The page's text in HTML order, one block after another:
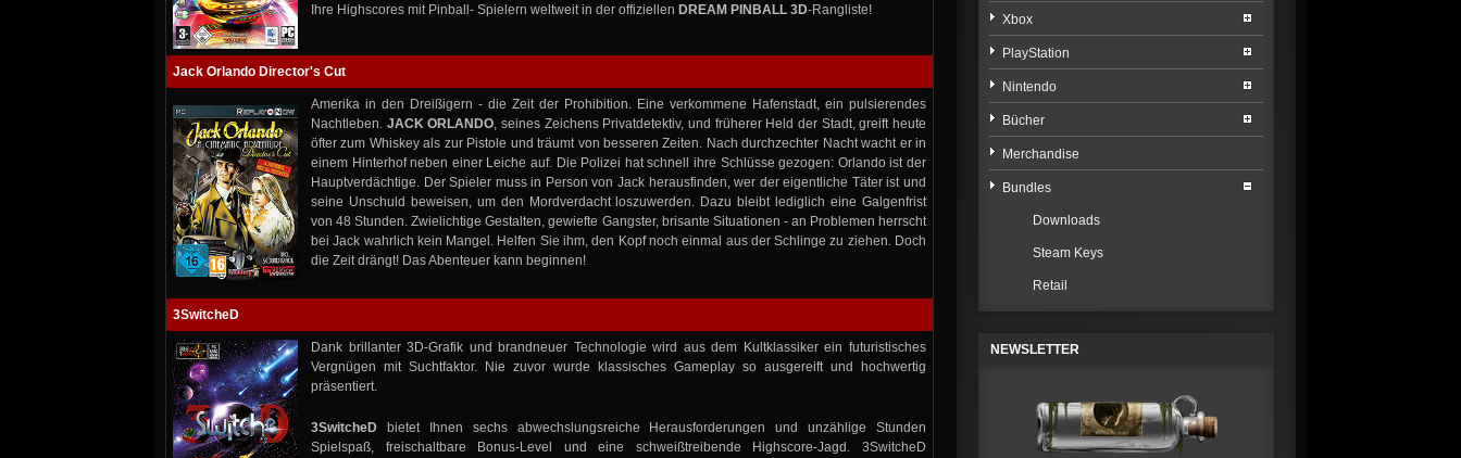
Ihre Highscores mit Pinball- Spielern weltweit in der offiziellen DREAM PINBALL 3D-Rangliste!
Jack Orlando Director's Cut
Amerika in den Dreißigern - die Zeit der Prohibition. Eine verkommene Hafenstadt, ein pulsierendes
Nachtleben. JACK ORLANDO, seines Zeichens Privatdetektiv, und früherer Held der Stadt, greift heute
öfter zum Whiskey als zur Pistole und träumt von besseren Zeiten. Nach durchzechter Nacht wacht er in
einem Hinterhof neben einer Leiche auf. Die Polizei hat schnell ihre Schlüsse gezogen: Orlando ist der
Hauptverdächtige. Der Spieler muss in Person von Jack herausfinden, wer der eigentliche Täter ist und
seine Unschuld beweisen, um den Mordverdacht loszuwerden. Dazu bleibt lediglich eine Galgenfrist
von 48 Stunden. Zwielichtige Gestalten, gewiefte Gangster, brisante Situationen - an Problemen herrscht
bei Jack wahrlich kein Mangel. Helfen Sie ihm, den Kopf noch einmal aus der Schlinge zu ziehen. Doch
die Zeit drängt! Das Abenteuer kann beginnen!
3SwitcheD
Dank brillanter 3D-Grafik und brandneuer Technologie wird aus dem Kultklassiker ein futuristisches
Vergnügen mit Suchtfaktor. Nie zuvor wurde klassisches Gameplay so ausgereift und hochwertig
präsentiert.
3SwitcheD bietet Ihnen sechs abwechslungsreiche Herausforderungen und unzählige Stunden
Spielspaß, freischaltbare Bonus-Level und eine schweißtreibende Highscore-Jagd. 3SwitcheD
Xbox
PlayStation
Nintendo
Bücher
Merchandise
Bundles
Downloads
Steam Keys
Retail
NEWSLETTER